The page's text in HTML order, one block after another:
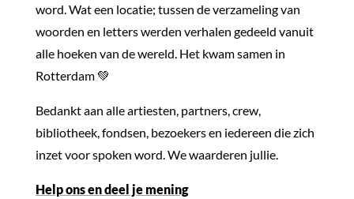
word. Wat een locatie; tussen de verzameling van
woorden en letters werden verhalen gedeeld vanuit
alle hoeken van de wereld. Het kwam samen in
Rotterdam 💚
Bedankt aan alle artiesten, partners, crew,
bibliotheek, fondsen, bezoekers en iedereen die zich
inzet voor spoken word. We waarderen jullie.
Help ons en deel je mening